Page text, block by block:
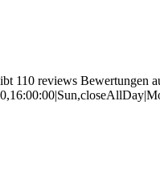
110 reviews Bewertungen